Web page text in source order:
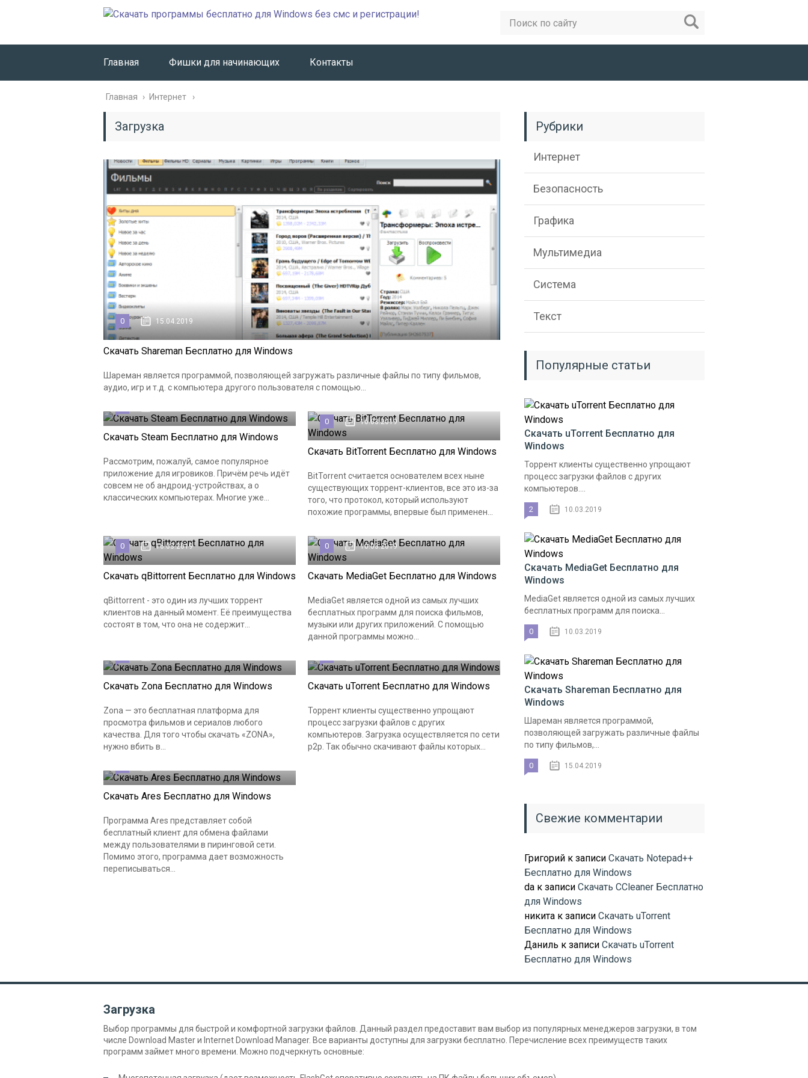
Главная Фишки для начинающих Контакты
Главная › Интернет
Загрузка
0 15.04.2019
Скачать Shareman Бесплатно для Windows
Шареман является программой, позволяющей загружать различные файлы по типу фильмов,
аудио, игр и т.д. с компьютера другого пользователя с помощью...
Скачать Steam Бесплатно для Windows
Рассмотрим, пожалуй, самое популярное
приложение для игровиков. Причём речь идёт
совсем не об андроид-устройствах, а о
классических компьютерах. Многие уже...
0 16.03.2019
Скачать BitTorrent Бесплатно для Windows
BitTorrent считается основателем всех ныне
существующих торрент-клиентов, все это из-за
того, что протокол, который используют
похожие программы, впервые был применен...
0 16.03.2019
Скачать qBittorrent Бесплатно для Windows
qBittorrent - это один из лучших торрент
клиентов на данный момент. Её преимущества
состоят в том, что она не содержит...
0 10.03.2019
Скачать MediaGet Бесплатно для Windows
MediaGet является одной из самых лучших
бесплатных программ для поиска фильмов,
музыки или других приложений. С помощью
данной программы можно...
Скачать Zona Бесплатно для Windows
Zona — это бесплатная платформа для
просмотра фильмов и сериалов любого
качества. Для того чтобы скачать «ZONA»,
нужно вбить в...
Скачать uTorrent Бесплатно для Windows
Торрент клиенты существенно упрощают
процесс загрузки файлов с других
компьютеров. Загрузка осуществляется по сети
р2р. Так обычно скачивают файлы которых...
Скачать Ares Бесплатно для Windows
Программа Ares представляет собой
бесплатный клиент для обмена файлами
между пользователями в пиринговой сети.
Помимо этого, программа дает возможность
переписываться...
Рубрики
Интернет
Безопасность
Графика
Мультимедиа
Система
Текст
Популярные статьи
Скачать uTorrent Бесплатно для
Windows
Торрент клиенты существенно упрощают
процесс загрузки файлов с других
компьютеров....
2 10.03.2019
Скачать MediaGet Бесплатно для
Windows
MediaGet является одной из самых лучших
бесплатных программ для поиска...
0 10.03.2019
Скачать Shareman Бесплатно для
Windows
Шареман является программой,
позволяющей загружать различные файлы
по типу фильмов,...
0 15.04.2019
Свежие комментарии
Григорий к записи Скачать Notepad++
Бесплатно для Windows
da к записи Скачать CCleaner Бесплатно
для Windows
никита к записи Скачать uTorrent
Бесплатно для Windows
Даниль к записи Скачать uTorrent
Бесплатно для Windows
Загрузка
Выбор программы для быстрой и комфортной загрузки файлов. Данный раздел предоставит вам выбор из популярных менеджеров загрузки, в том
числе Download Master и Internet Download Manager. Все варианты доступны для загрузки бесплатно. Перечисление всех преимуществ таких
программ займет много времени. Можно подчеркнуть основные: